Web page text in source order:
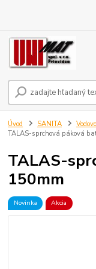
Úvod SANITA
TALAS-sprchová páková
TALAS-
150mm
Novinka Akcia